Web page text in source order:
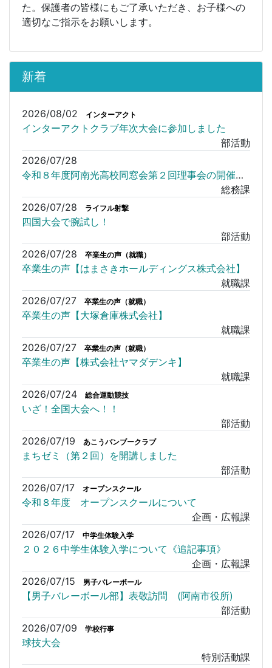
た。保護者の皆様にもご了承いただき、お子様への
適切なご指示をお願いします。
新着
2026/08/02 インターアクト
インターアクトクラブ年次大会に参加しました
部活動
2026/07/28
令和８年度阿南光高校同窓会第２回理事会の開催について
総務課
2026/07/28
ライフル射撃
四国大会で腕試し！
部活動
2026/07/28
卒業生の声（就職）
卒業生の声【はまさきホールディングス株式会社】
就職課
2026/07/27
卒業生の声（就職）
卒業生の声【大塚倉庫株式会社】
就職課
2026/07/27
卒業生の声（就職）
卒業生の声【株式会社ヤマダデンキ】
就職課
2026/07/24
総合運動競技
いざ！全国大会へ！！
部活動
2026/07/19
あこうバンブークラブ
まちゼミ（第２回）を開講しました
部活動
2026/07/17
オープンスクール
令和８年度 オープンスクールについて
企画・広報課
2026/07/17
中学生体験入学
２０２６中学生体験入学について《追記事項》
企画・広報課
2026/07/15
男子バレーボール
【男子バレーボール部】表敬訪問 (阿南市役所)
部活動
2026/07/09
学校行事
球技大会
特別活動課